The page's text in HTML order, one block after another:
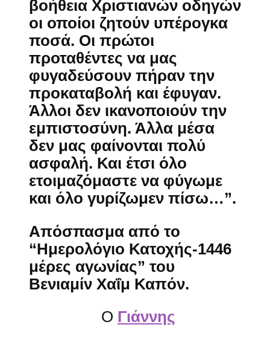
βοήθεια Χριστιανών οδηγών
οι οποίοι ζητούν υπέρογκα
ποσά. Οι πρώτοι
προταθέντες να μας
φυγαδεύσουν πήραν την
προκαταβολή και έφυγαν.
Άλλοι δεν ικανοποιούν την
εμπιστοσύνη. Άλλα μέσα
δεν μας φαίνονται πολύ
ασφαλή. Και έτσι όλο
ετοιμαζόμαστε να φύγωμε
και όλο γυρίζωμεν πίσω…”.
Απόσπασμα από το
“Ημερολόγιο Κατοχής-1446
μέρες αγωνίας” του
Βενιαμίν Χαΐμ Καπόν.
O Γιάννης